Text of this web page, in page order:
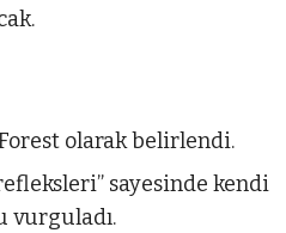
olarak belirlendi.
sayesinde kendi
vurguladı.